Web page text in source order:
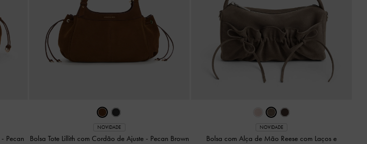
- Pecan
NOVIDADE
Bolsa Tote Lillith com Cordão de Ajuste - Pecan Brown
NOVIDADE
Bolsa com Alça de Mão Reese com Laços e